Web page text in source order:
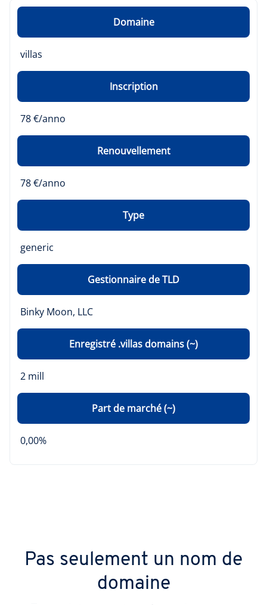
Domaine
villas
Inscription
78 €/anno
Renouvellement
78 €/anno
Type
generic
Gestionnaire de TLD
Binky Moon, LLC
Enregistré .villas domains (~)
2 mill
Part de marché (~)
0,00%
Pas seulement un nom de
domaine